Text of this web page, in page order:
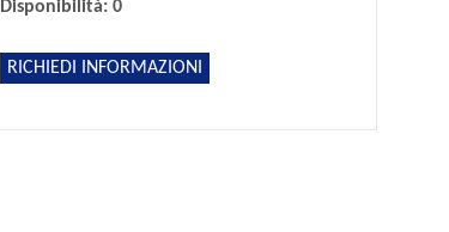
Disponibilità: 0
RICHIEDI INFORMAZIONI